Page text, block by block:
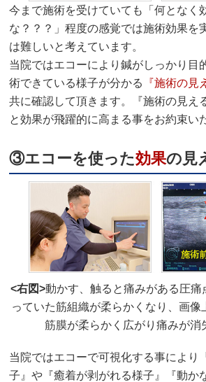
今まで施術を受けていても「何となく
な？？？」程度の感覚では施術効果を
は難しいと考えています。
当院ではエコーにより鍼がしっかり目
術できている様子が分かる
『施術の見
共に確認して頂きます。『施術の見え
と効果が飛躍的に高まる事をお約束い
③エコーを使った効果の見
<右図>動かす、触ると痛みがある圧痛
っていた筋組織が柔らかくなり、画像
筋膜が柔らかく広がり痛みが消
当院ではエコーで可視化する事により
子』や『癒着が剥がれる様子』『動か